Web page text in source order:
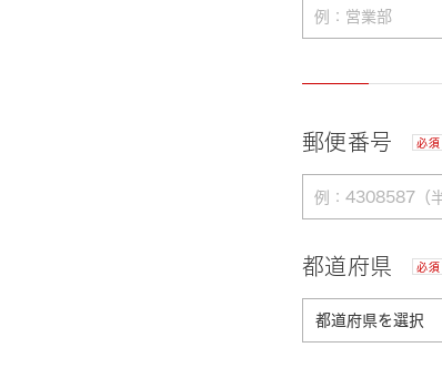
郵便番号 必須
都道府県 必須